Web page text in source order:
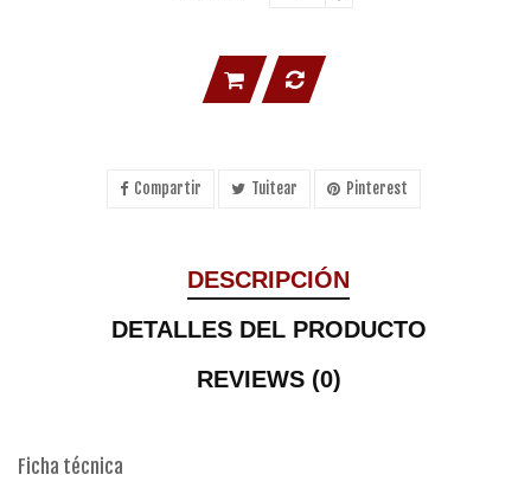
Compartir Tuitear Pinterest
DESCRIPCIÓN
DETALLES DEL PRODUCTO
REVIEWS (0)
Ficha técnica